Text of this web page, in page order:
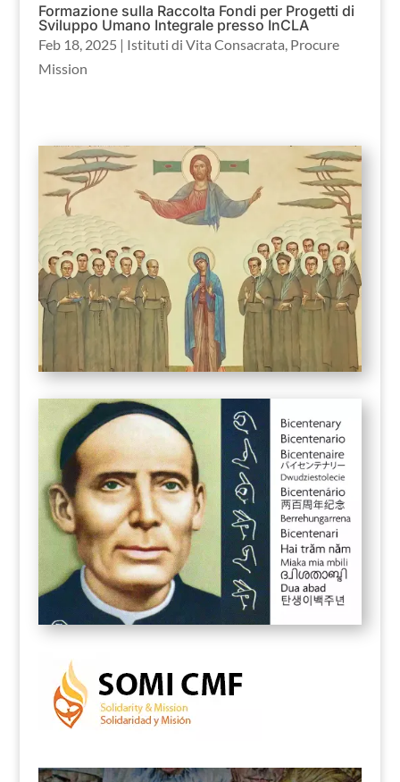
Formazione sulla Raccolta Fondi per Progetti di
Sviluppo Umano Integrale presso InCLA
Feb 18, 2025 | Istituti di Vita Consacrata, Procure
Mission